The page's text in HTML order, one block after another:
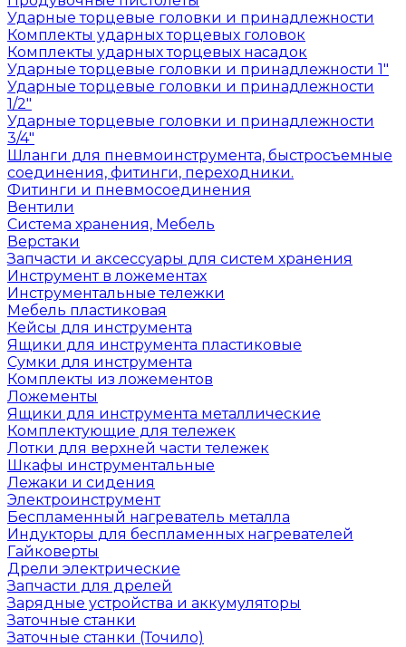
Ударные торцевые головки и принадлежности
Комплекты ударных торцевых головок
Комплекты ударных торцевых насадок
Ударные торцевые головки и принадлежности 1"
Ударные торцевые головки и принадлежности
1/2"
Ударные торцевые головки и принадлежности
3/4"
Шланги для пневмоинструмента, быстросъемные
соединения, фитинги, переходники.
Фитинги и пневмосоединения
Вентили
Система хранения, Мебель
Верстаки
Запчасти и аксессуары для систем хранения
Инструмент в ложементах
Инструментальные тележки
Мебель пластиковая
Кейсы для инструмента
Ящики для инструмента пластиковые
Сумки для инструмента
Комплекты из ложементов
Ложементы
Ящики для инструмента металлические
Комплектующие для тележек
Лотки для верхней части тележек
Шкафы инструментальные
Лежаки и сидения
Электроинструмент
Беспламенный нагреватель металла
Индукторы для беспламенных нагревателей
Гайковерты
Дрели электрические
Запчасти для дрелей
Зарядные устройства и аккумуляторы
Заточные станки
Заточные станки (Точило)